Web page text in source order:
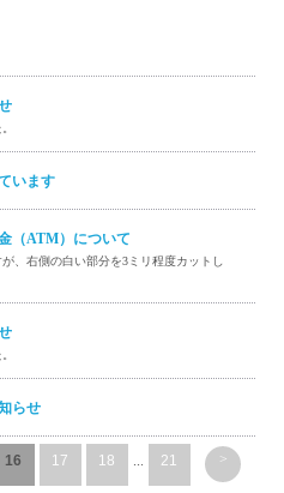
います
（ATM）について
、右側の白い部分を3ミリ程度カットし
らせ
16 17 18 ... 21 >